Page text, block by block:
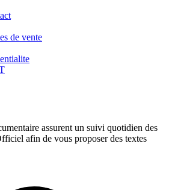
de vente
assurent un suivi quotidien des
afin de vous proposer des textes